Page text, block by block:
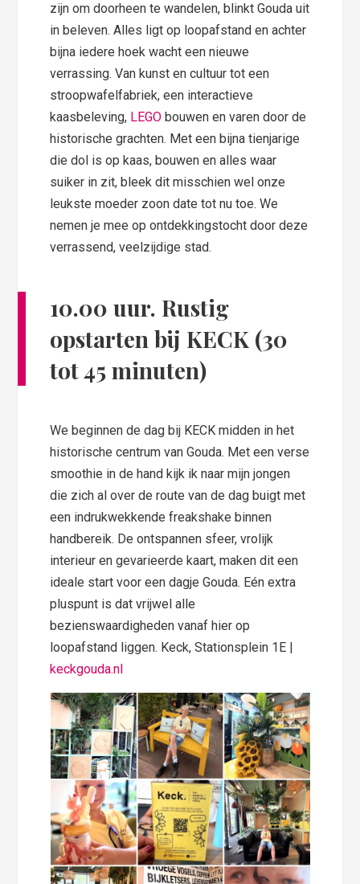
zijn om doorheen te wandelen, blinkt Gouda uit
in beleven. Alles ligt op loopafstand en achter
bijna iedere hoek wacht een nieuwe
verrassing. Van kunst en cultuur tot een
stroopwafelfabriek, een interactieve
kaasbeleving, LEGO bouwen en varen door de
historische grachten. Met een bijna tienjarige
die dol is op kaas, bouwen en alles waar
suiker in zit, bleek dit misschien wel onze
leukste moeder zoon date tot nu toe. We
nemen je mee op ontdekkingstocht door deze
verrassend, veelzijdige stad.
10.00 uur. Rustig
opstarten bij KECK (30
tot 45 minuten)
We beginnen de dag bij KECK midden in het
historische centrum van Gouda. Met een verse
smoothie in de hand kijk ik naar mijn jongen
die zich al over de route van de dag buigt met
een indrukwekkende freakshake binnen
handbereik. De ontspannen sfeer, vrolijk
interieur en gevarieerde kaart, maken dit een
ideale start voor een dagje Gouda. Eén extra
pluspunt is dat vrijwel alle
bezienswaardigheden vanaf hier op
loopafstand liggen. Keck, Stationsplein 1E |
keckgouda.nl